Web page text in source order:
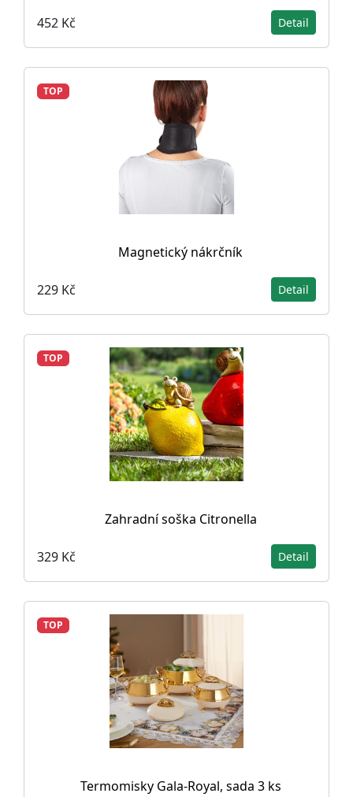
452 Kč Detail
TOP
Magnetický nákrčník
229 Kč Detail
TOP
Zahradní soška Citronella
329 Kč Detail
TOP
Termomisky Gala-Royal, sada 3 ks